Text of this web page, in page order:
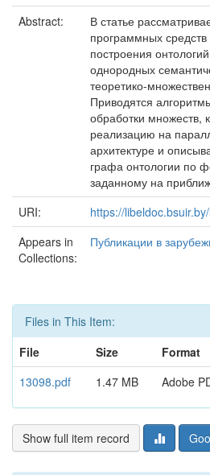
Abstract:
В статье
программных средств
построения
однородных
теоретико-
Приводятся
обработки множеств,
реализацию на
архитектуре и
графа онтологии по
заданному на
URI:
https://
Appears in
Collections:
Публикации в
Files in This Item:
File
Size
Format
13098.pdf
1.47 MB Adobe
Show full item record